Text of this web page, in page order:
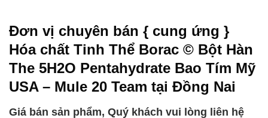
Đơn vị chuyên bán { cung ứng }
Hóa chất Tinh Thể Borac © Bột Hàn
The 5H2O Pentahydrate Bao Tím Mỹ
USA – Mule 20 Team tại Đồng Nai
Giá bán sản phẩm, Quý khách vui lòng liên hệ